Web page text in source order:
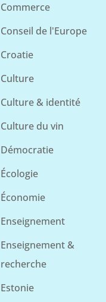
Commerce
Conseil de l'Europe
Croatie
Culture
Culture & identité
Culture du vin
Démocratie
Écologie
Économie
Enseignement
Enseignement &
recherche
Estonie